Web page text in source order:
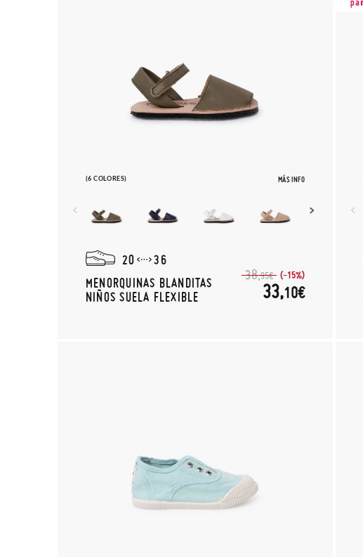
(6 COLORES) MÁS INFO
20
36
MENORQUINAS BLANDITAS
NIÑOS SUELA FLEXIBLE
38,95€ (-15%)
33,10€